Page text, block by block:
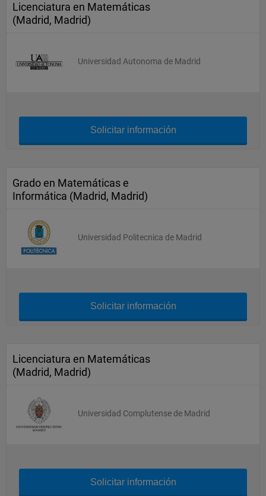
Licenciatura en Matemáticas
(Madrid, Madrid)
Universidad Autonoma de Madrid
Solicitar información
Grado en Matemáticas e
Informática (Madrid, Madrid)
Universidad Politecnica de Madrid
Solicitar información
Licenciatura en Matemáticas
(Madrid, Madrid)
Universidad Complutense de Madrid
Solicitar información